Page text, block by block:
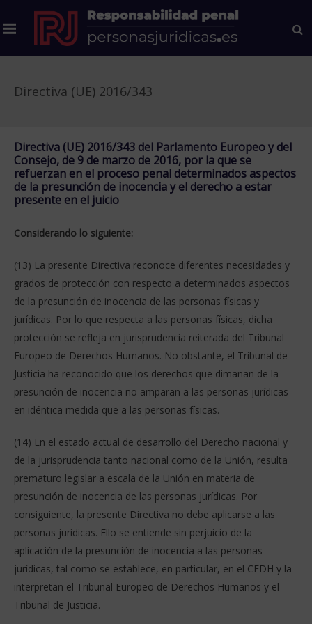
Directiva (UE) 2016/343
Directiva (UE) 2016/343 del Parlamento Europeo y del
Consejo, de 9 de marzo de 2016, por la que se
refuerzan en el proceso penal determinados aspectos
de la presunción de inocencia y el derecho a estar
presente en el juicio
Considerando lo siguiente:
(13) La presente Directiva reconoce diferentes necesidades y
grados de protección con respecto a determinados aspectos
de la presunción de inocencia de las personas físicas y
jurídicas. Por lo que respecta a las personas físicas, dicha
protección se refleja en jurisprudencia reiterada del Tribunal
Europeo de Derechos Humanos. No obstante, el Tribunal de
Justicia ha reconocido que los derechos que dimanan de la
presunción de inocencia no amparan a las personas jurídicas
en idéntica medida que a las personas físicas.
(14) En el estado actual de desarrollo del Derecho nacional y
de la jurisprudencia tanto nacional como de la Unión, resulta
prematuro legislar a escala de la Unión en materia de
presunción de inocencia de las personas jurídicas. Por
consiguiente, la presente Directiva no debe aplicarse a las
personas jurídicas. Ello se entiende sin perjuicio de la
aplicación de la presunción de inocencia a las personas
jurídicas, tal como se establece, en particular, en el CEDH y la
interpretan el Tribunal Europeo de Derechos Humanos y el
Tribunal de Justicia.